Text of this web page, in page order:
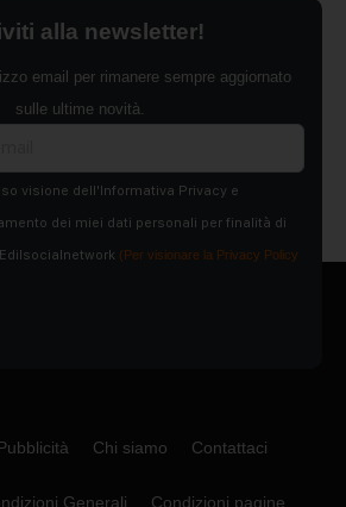
alla newsletter!
email per rimanere sempre aggiornato
sulle ultime novità.
visione dell'Informativa Privacy e
dei miei dati personali per finalità di
(Per visionare la Privacy Policy
Chi siamo Contattaci
Generali Condizioni pagine